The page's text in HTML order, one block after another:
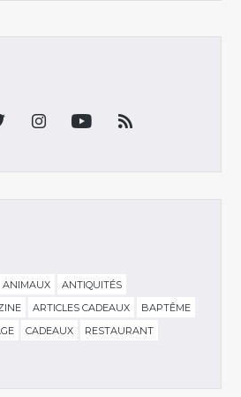
ANIMAUX
ANTIQUITÉS
ARTICLES CADEAUX
BAPTÊME
CADEAUX
RESTAURANT